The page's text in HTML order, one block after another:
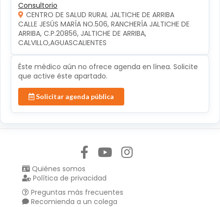
Consultorio
CENTRO DE SALUD RURAL JALTICHE DE ARRIBA
CALLE JESÚS MARÍA NO.506, RANCHERÍA JALTICHE DE
ARRIBA, C.P.20856, JALTICHE DE ARRIBA,
CALVILLO,AGUASCALIENTES
Éste médico aún no ofrece agenda en línea. Solicite
que active éste apartado.
Solicitar agenda pública
Quiénes somos
Política de privacidad
Preguntas más frecuentes
Recomienda a un colega